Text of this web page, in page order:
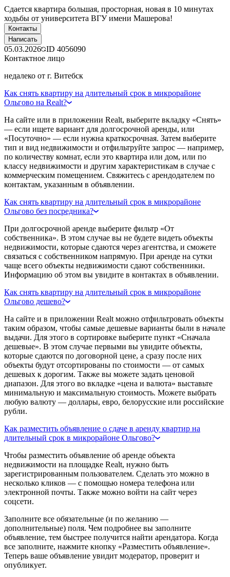
Сдается квартира большая, просторная, новая в 10 минутах
ходьбы от университета ВГУ имени Машерова!
Контакты
Написать
05.03.2026 ID 4056090
Контактное лицо
недалеко от г. Витебск
Как снять квартиру на длительный срок в микрорайоне
Ольгово на Realt?
На сайте или в приложении Realt, выберите вкладку «Снять»
— если ищете вариант для долгосрочной аренды, или
«Посуточно» — если нужна краткосрочная. Затем выберите
тип и вид недвижимости и отфильтруйте запрос — например,
по количеству комнат, если это квартира или дом, или по
классу недвижимости и другим характеристикам в случае с
коммерческим помещением. Свяжитесь с арендодателем по
контактам, указанным в объявлении.
Как снять квартиру на длительный срок в микрорайоне
Ольгово без посредника?
При долгосрочной аренде выберите фильтр «От
собственника». В этом случае вы не будете видеть объекты
недвижимости, которые сдаются через агентства, и сможете
связаться с собственником напрямую. При аренде на сутки
чаще всего объекты недвижимости сдают собственники.
Информацию об этом вы увидите в контактах в объявлении.
Как снять квартиру на длительный срок в микрорайоне
Ольгово дешево?
На сайте и в приложении Realt можно отфильтровать объекты
таким образом, чтобы самые дешевые варианты были в начале
выдачи. Для этого в сортировке выберите пункт «Сначала
дешевые». В этом случае первыми вы увидите объекты,
которые сдаются по договорной цене, а сразу после них
объекты будут отсортированы по стоимости — от самых
дешевых к дорогим. Также вы можете задать ценовой
диапазон. Для этого во вкладке «цена и валюта» выставьте
минимальную и максимальную стоимость. Можете выбрать
любую валюту — доллары, евро, белорусские или российские
рубли.
Как разместить объявление о сдаче в аренду квартир на
длительный срок в микрорайоне Ольгово?
Чтобы разместить объявление об аренде объекта
недвижимости на площадке Realt, нужно быть
зарегистрированным пользователем. Сделать это можно в
несколько кликов — с помощью номера телефона или
электронной почты. Также можно войти на сайт через
соцсети.
Заполните все обязательные (и по желанию —
дополнительные) поля. Чем подробнее вы заполните
объявление, тем быстрее получится найти арендатора. Когда
все заполните, нажмите кнопку «Разместить объявление».
Теперь ваше объявление увидит модератор, проверит и
опубликует.